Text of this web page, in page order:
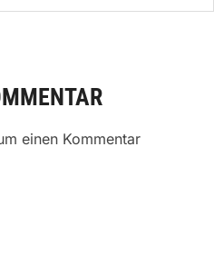
einen Kommentar